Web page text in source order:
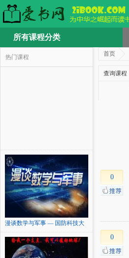
所有课程分类
热门课程
漫谈数学与军事 — 国防科技大
学
首页
查询课程
0
0